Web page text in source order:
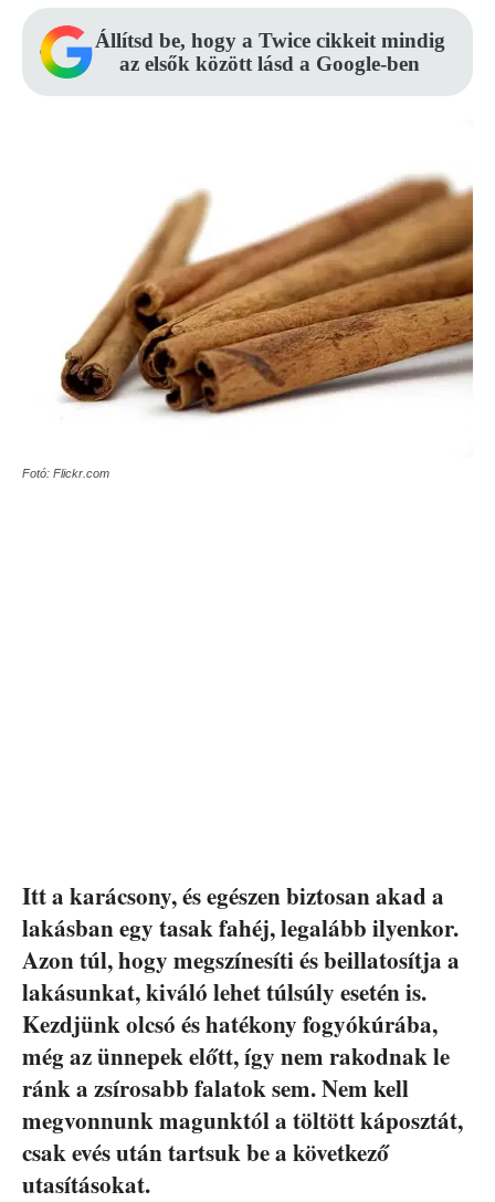
Állítsd be, hogy a Twice cikkeit mindig
az elsők között lásd a Google-ben
Fotó: Flickr.com
Itt a karácsony, és egészen biztosan akad a
lakásban egy tasak fahéj, legalább ilyenkor.
Azon túl, hogy megszínesíti és beillatosítja a
lakásunkat, kiváló lehet túlsúly esetén is.
Kezdjünk olcsó és hatékony fogyókúrába,
még az ünnepek előtt, így nem rakodnak le
ránk a zsírosabb falatok sem. Nem kell
megvonnunk magunktól a töltött káposztát,
csak evés után tartsuk be a következő
utasításokat.